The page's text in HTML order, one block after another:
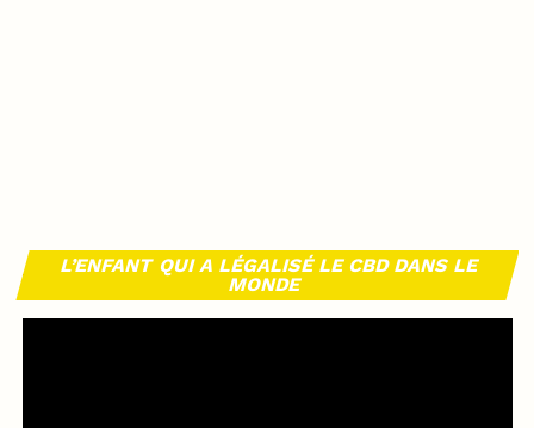
L’ENFANT QUI A LÉGALISÉ LE CBD DANS LE
MONDE